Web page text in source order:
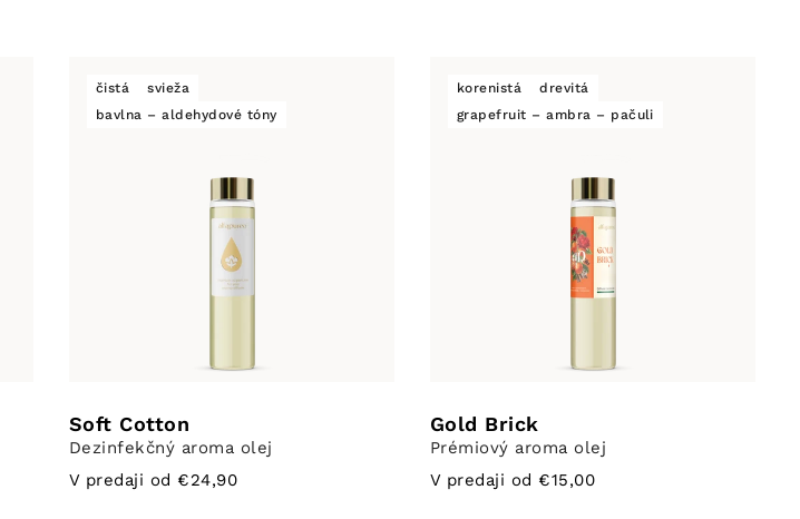
čistá
svieža
bavlna – aldehydové tóny
Soft Cotton
Dezinfekčný aroma olej
V predaji od €24,90
korenistá
drevitá
grapefruit – ambra – pačuli
Gold Brick
Prémiový aroma olej
V predaji od €15,00